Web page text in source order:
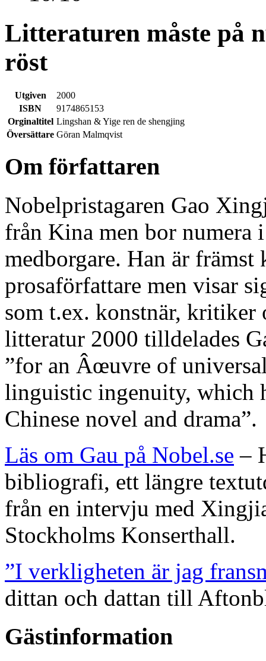
Litteraturen måste på
röst
Utgiven
2000
ISBN
9174865153
Orginaltitel Lingshan & Yige ren de shengjing
Översättare Göran Malmqvist
Om författaren
Nobelpristagaren Gao
från Kina men bor numera
medborgare. Han är främst
prosaförfattare men visar
som t.ex. konstnär, kritiker
litteratur 2000 tilldelades
”for an Âœuvre of
linguistic ingenuity, which
Chinese novel and drama”.
Läs om Gau på Nobel.se –
bibliografi, ett längre
från en intervju med
Stockholms Konserthall.
”I verkligheten är jag
dittan och dattan till
Gästinformation